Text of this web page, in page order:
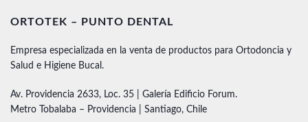
ORTOTEK – PUNTO DENTAL
Empresa especializada en la venta de productos para Ortodoncia y
Salud e Higiene Bucal.
Av. Providencia 2633, Loc. 35 | Galería Edificio Forum.
Metro Tobalaba – Providencia | Santiago, Chile